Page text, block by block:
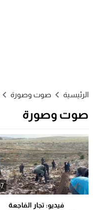
الرئيسية صوت وصورة
صوت وصورة
فيديو: تجار الفاجعة